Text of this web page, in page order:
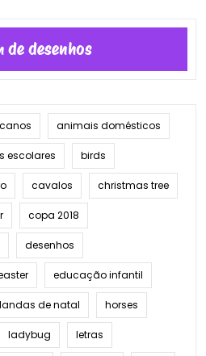
de desenhos
animais domésticos
escolares birds
cavalos christmas tree
copa 2018
desenhos
educação infantil
de natal horses
ladybug letras